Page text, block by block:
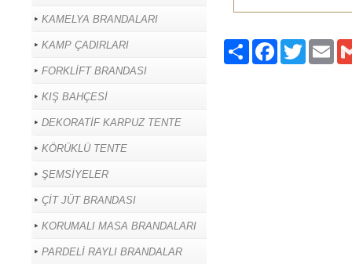
KAMELYA BRANDALARI
KAMP ÇADIRLARI
FORKLİFT BRANDASI
KIŞ BAHÇESİ
DEKORATİF KARPUZ TENTE
KÖRÜKLÜ TENTE
ŞEMSİYELER
ÇİT JÜT BRANDASI
KORUMALI MASA BRANDALARI
PARDELİ RAYLI BRANDALAR
Paylaş FacebookTwitter